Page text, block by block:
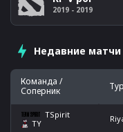
Недавние матчи
Команда /
Соперник
TSpirit
TY
2019 - 2019